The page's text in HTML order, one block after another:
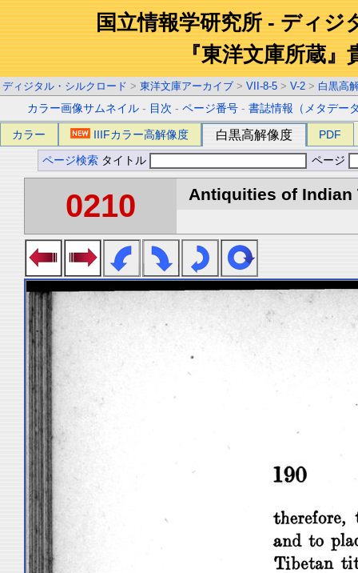
国立情報学研究所 - ディジ
『東洋文庫所蔵』
ディジタル・シルクロード > 東洋文庫アーカイブ > VII-8-5 > V-2 > 白黒高
カラー画像サムネイル - 目次 -ページ番号 -書誌情報（メタデー
カラー IIIFカラー高解像度 白黒高解像度 PDF
ページ検索 タイトル ページ
0210 Antiquities of Indian